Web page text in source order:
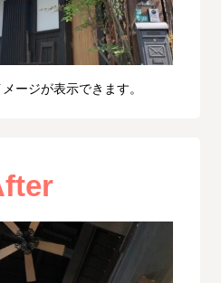
ージが表示できます。